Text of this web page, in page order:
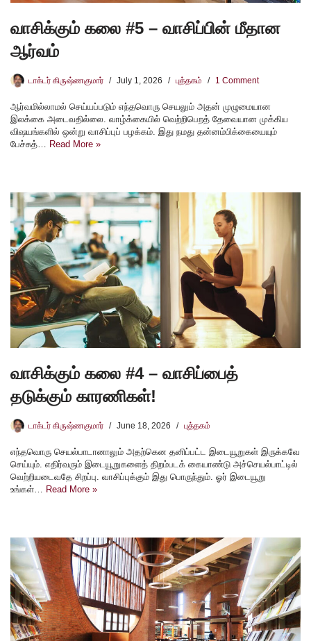
வாசிக்கும் கலை #5 – வாசிப்பின் மீதான
ஆர்வம்
டாக்டர் கிருஷ்ணகுமார் July 1, 2026 புத்தகம் 1 Comment
ஆர்வமில்லாமல் செய்யப்படும் எந்தவொரு செயலும் அதன் முழுமையான
இலக்கை அடைவதில்லை. வாழ்க்கையில் வெற்றிபெறத் தேவையான முக்கிய
விஷயங்களில் ஒன்று வாசிப்புப் பழக்கம். இது நமது தன்னம்பிக்கையையும்
பேச்சுத்…
Read More »
வாசிக்கும் கலை #4 – வாசிப்பைத்
தடுக்கும் காரணிகள்!
டாக்டர் கிருஷ்ணகுமார் June 18, 2026 புத்தகம்
எந்தவொரு செயல்பாடானாலும் அதற்கென தனிப்பட்ட இடையூறுகள் இருக்கவே
செய்யும். எதிர்வரும் இடையூறுகளைத் திறம்படக் கையாண்டு அச்செயல்பாட்டில்
வெற்றியடைவதே சிறப்பு. வாசிப்புக்கும் இது பொருந்தும். ஓர் இடையூறு
உங்கள்… Read More »